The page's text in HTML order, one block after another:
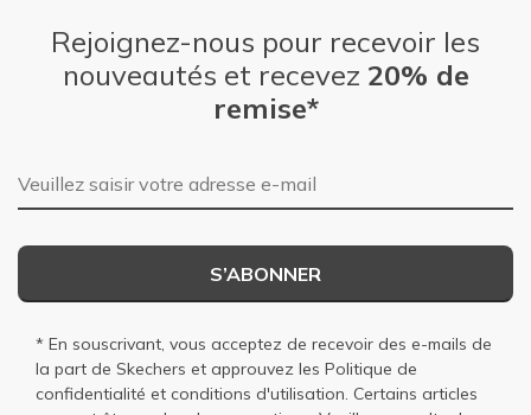
Rejoignez-nous pour recevoir les
nouveautés et recevez 20% de
remise*
Adresse e-mail
S’ABONNER
* En souscrivant, vous acceptez de recevoir des e-mails de
la part de Skechers et approuvez les Politique de
confidentialité et conditions d'utilisation. Certains articles